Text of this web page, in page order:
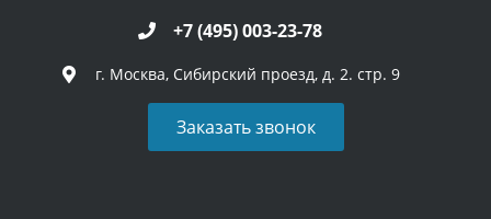
+7 (495) 003-23-78
г. Москва, Сибирский проезд, д. 2. стр. 9
Заказать звонок